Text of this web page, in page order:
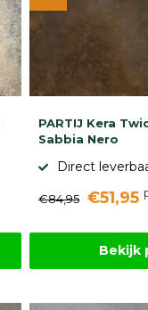
PARTIJ Kera
Sabbia Nero
Direct
€84,95 €51,95
Bekijk